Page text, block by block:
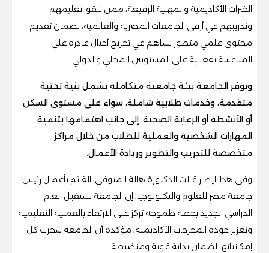
الخبرات الأكاديمية والمهنية الرفيعة، ممن تلقوا تعليمهم
وتدريبهم في أرقى الجامعات المصرية والعالمية، لضمان تقديم
محتوى علمي متطور يساهم في تخريج أجيال قادرة على
المنافسة بفعالية على المستويين المحلي والدولي.
وتوفر الجامعة بيئة جامعية متكاملة تشمل بنية تحتية
متقدمة، وخدمات طلابية شاملة، سواء على مستوى السكن
أو الأنشطة أو الرعاية الصحية، إلى جانب اهتمامها بتنمية
المهارات الشخصية والعملية للطلاب من خلال مراكز
متخصصة للتدريب والتطوير وريادة الأعمال.
وفى هذا الإطار قالت الدكتورة هالة المنوفي، القائم بأعمال رئيس
جامعة مصر للعلوم والتكنولوجيا، إن الجامعة تستقبل العام
الدراسي الجديد بخطة طموحة تركز على الارتقاء بالعملية التعليمية
وتعزيز جودة المخرجات الأكاديمية، مؤكدة أن الجامعة سخرت كل
إمكانياتها لضمان بداية قوية ومنضبطة.